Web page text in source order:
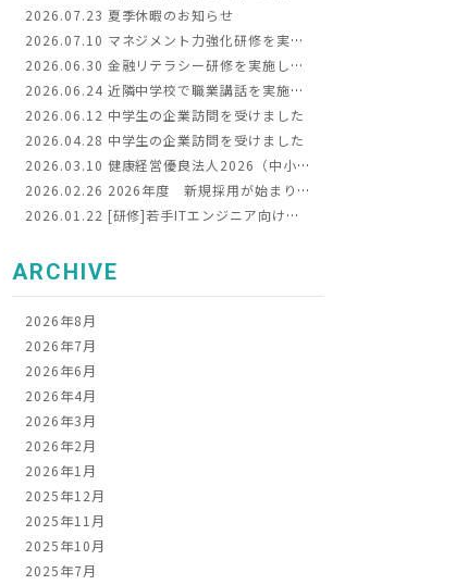
2026.07.23 夏季休暇のお知らせ
2026.07.10 マネジメント力強化研修を実施しました
2026.06.30 金融リテラシー研修を実施しました
2026.06.24 近隣中学校で職業講話を実施しました
2026.06.12 中学生の企業訪問を受けました
2026.04.28 中学生の企業訪問を受けました
2026.03.10 健康経営優良法人2026（中小規模法人部門）に認定されました
2026.02.26 2026年度 新規採用が始まりました！
2026.01.22 [研修]若手ITエンジニア向け研修を実施しました
ARCHIVE
2026年8月
2026年7月
2026年6月
2026年4月
2026年3月
2026年2月
2026年1月
2025年12月
2025年11月
2025年10月
2025年7月